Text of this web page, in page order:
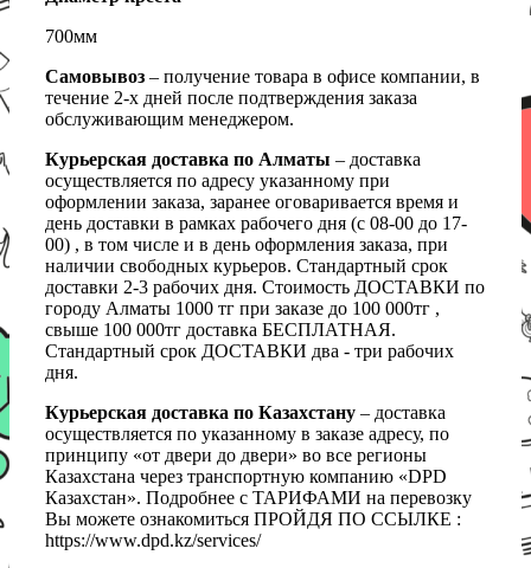
700мм
Самовывоз – получение товара в офисе компании, в
течение 2-х дней после подтверждения заказа
обслуживающим менеджером.
Курьерская доставка по Алматы – доставка
осуществляется по адресу указанному при
оформлении заказа, заранее оговаривается время и
день доставки в рамках рабочего дня (с 08-00 до 17-
00) , в том числе и в день оформления заказа, при
наличии свободных курьеров. Стандартный срок
доставки 2-3 рабочих дня. Стоимость ДОСТАВКИ по
городу Алматы 1000 тг при заказе до 100 000тг ,
свыше 100 000тг доставка БЕСПЛАТНАЯ.
Стандартный срок ДОСТАВКИ два - три рабочих
дня.
Курьерская доставка по Казахстану – доставка
осуществляется по указанному в заказе адресу, по
принципу «от двери до двери» во все регионы
Казахстана через транспортную компанию «DPD
Казахстан». Подробнее с ТАРИФАМИ на перевозку
Вы можете ознакомиться ПРОЙДЯ ПО ССЫЛКЕ :
https://www.dpd.kz/services/